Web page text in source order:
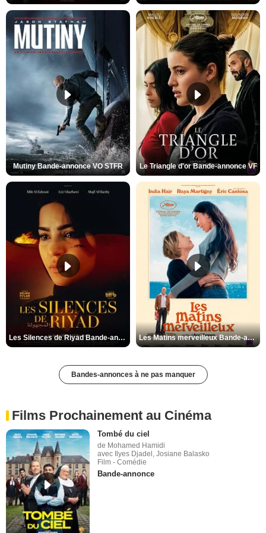
Mutiny Bande-annonce VO STFR Le Triangle d'or Bande-annonce VF
Les Silences de Riyad Bande-annonce VO STFR Les Matins merveilleux Bande-annonce VF
Bandes-annonces à ne pas manquer
Films Prochainement au Cinéma
Tombé du ciel
de Mohamed Hamidi
avec Ilyes Djadel, Josiane Balasko
Film - Comédie
Bande-annonce